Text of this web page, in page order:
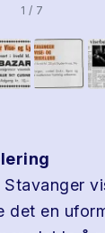
1 / 7
Stavanger
det en